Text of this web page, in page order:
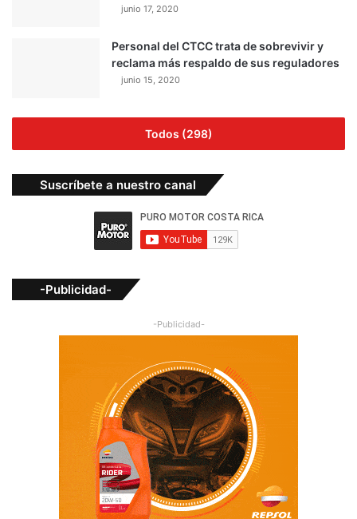
junio 17, 2020
Personal del CTCC trata de sobrevivir y
reclama más respaldo de sus reguladores
junio 15, 2020
Todos (298)
Suscríbete a nuestro canal
-Publicidad-
-Publicidad-